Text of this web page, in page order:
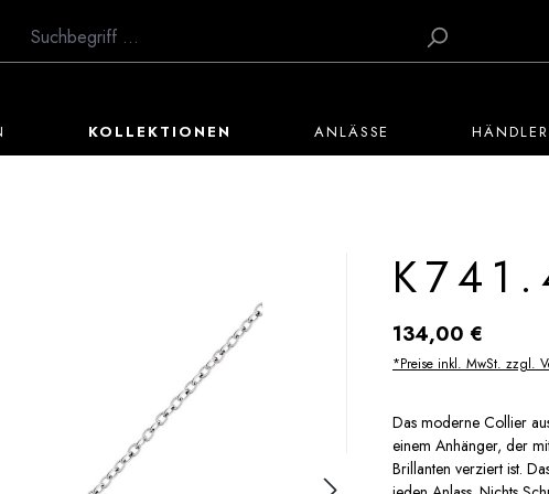
KOLLEKTIONEN ANLÄSSE
Regulärer Preis:
134,00 €
*Preise inkl. MwSt. zzgl.
Das moderne Collier
einem Anhänger, der
Brillanten verziert ist.